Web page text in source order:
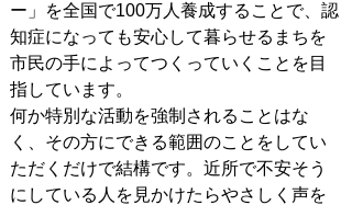
ー」を全国で100万人養成することで、認
知症になっても安心して暮らせるまちを
市民の手によってつくっていくことを目
指しています。
何か特別な活動を強制されることはな
く、その方にできる範囲のことをしてい
ただくだけで結構です。近所で不安そう
にしている人を見かけたらやさしく声を